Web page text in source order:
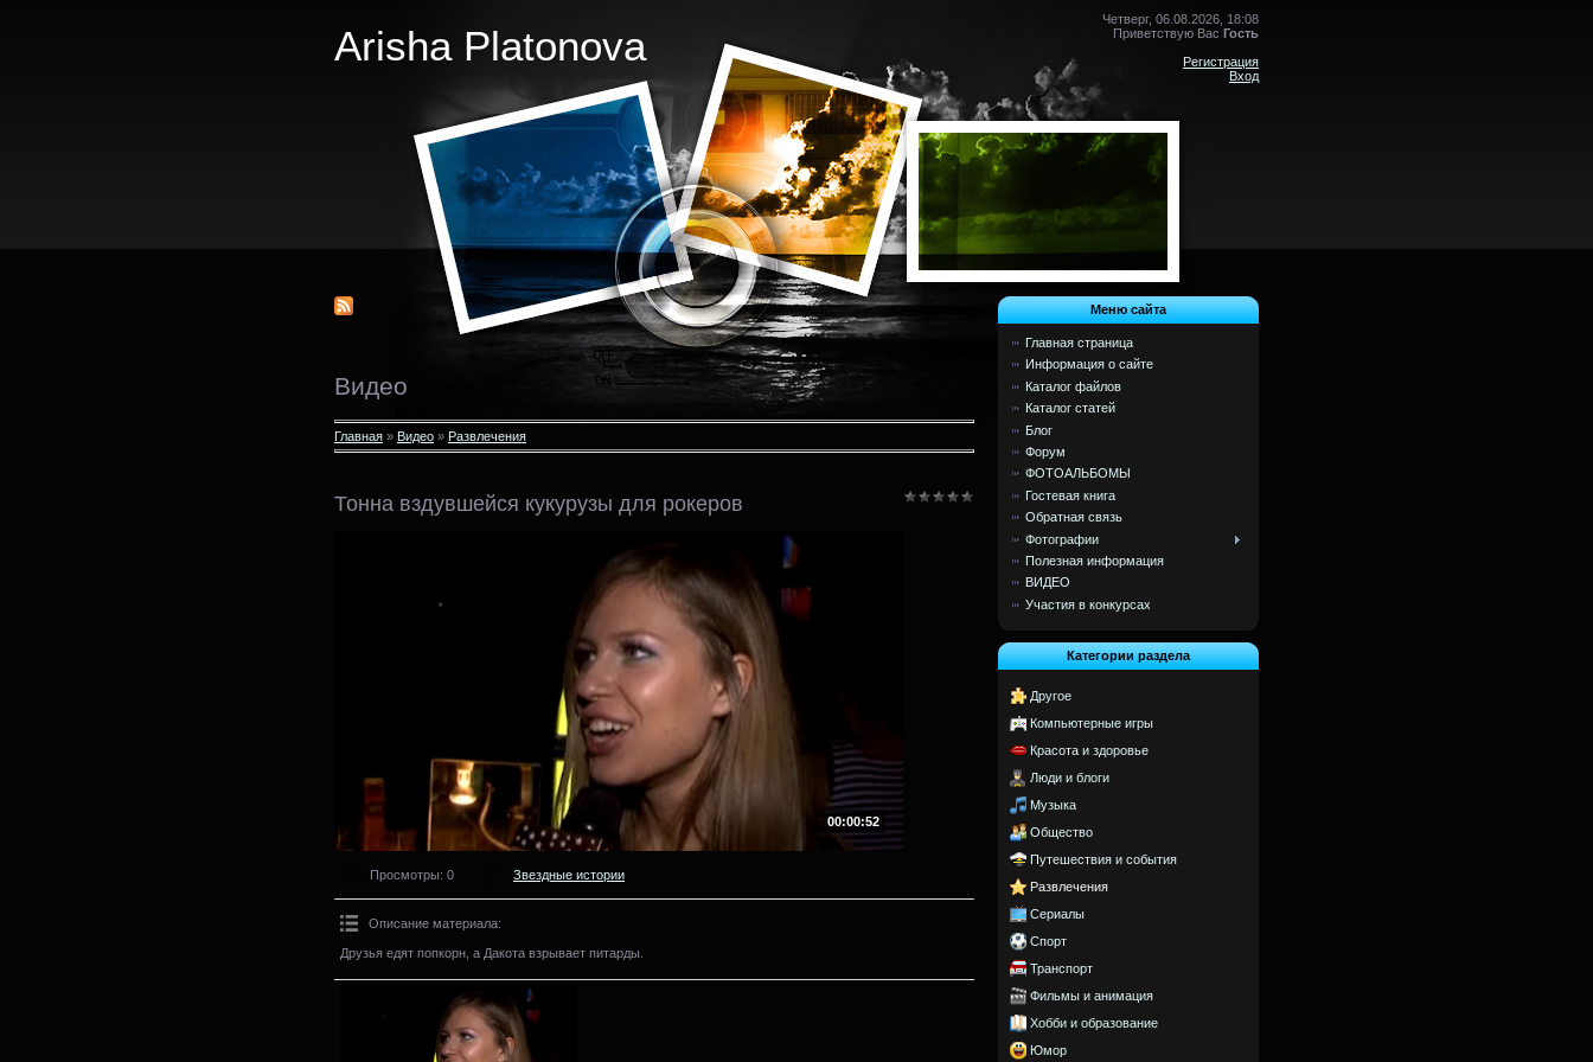
Arisha Platonova
Четверг, 06.08.2026, 18:08
Приветствую Вас Гость
Регистрация
Вход
Видео
Главная » Видео » Развлечения
Тонна вздувшейся кукурузы для рокеров
00:00:52
Просмотры: 0 Звездные истории
Описание материала:
Друзья едят попкорн, а Дакота взрывает питарды.
Меню сайта
Главная страница
Информация о сайте
Каталог файлов
Каталог статей
Блог
Форум
ФОТОАЛЬБОМЫ
Гостевая книга
Обратная связь
Фотографии
Полезная информация
ВИДЕО
Участия в конкурсах
Категории раздела
Другое
Компьютерные игры
Красота и здоровье
Люди и блоги
Музыка
Общество
Путешествия и события
Развлечения
Сериалы
Спорт
Транспорт
Фильмы и анимация
Хобби и образование
Юмор